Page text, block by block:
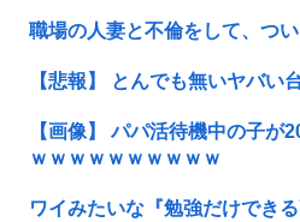
職場の人妻と不倫をして、つい
【悲報】 とんでも無いヤバい
【画像】 パパ活待機中の子が
ｗｗｗｗｗｗｗｗｗｗ
ワイみたいな『勉強だけでき